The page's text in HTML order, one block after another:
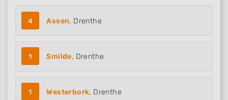
4 Assen, Drenthe
1 Smilde, Drenthe
1 Westerbork, Drenthe